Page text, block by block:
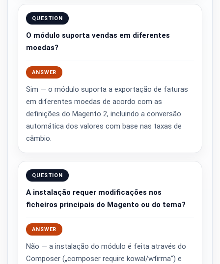
QUESTION
O módulo suporta vendas em diferentes
moedas?
ANSWER
Sim — o módulo suporta a exportação de faturas
em diferentes moedas de acordo com as
definições do Magento 2, incluindo a conversão
automática dos valores com base nas taxas de
câmbio.
QUESTION
A instalação requer modificações nos
ficheiros principais do Magento ou do tema?
ANSWER
Não — a instalação do módulo é feita através do
Composer („composer require kowal/wfirma”) e